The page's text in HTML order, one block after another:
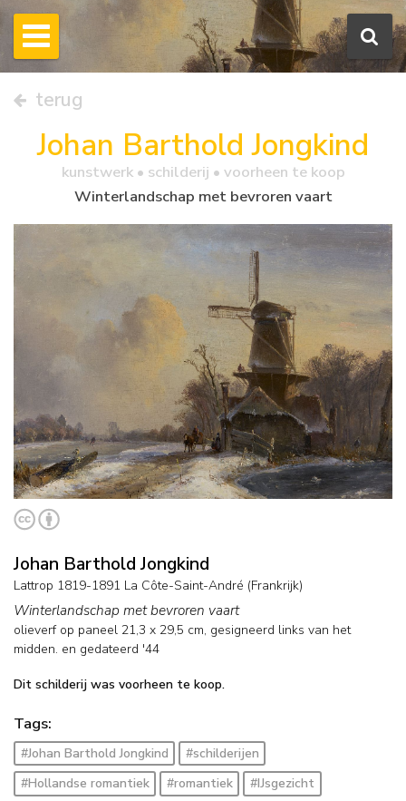
terug
Johan Barthold Jongkind
kunstwerk • schilderij • voorheen te koop
Winterlandschap met bevroren vaart
Johan Barthold Jongkind
Lattrop 1819-1891 La Côte-Saint-André (Frankrijk)
Winterlandschap met bevroren vaart
olieverf op paneel 21,3 x 29,5 cm, gesigneerd links van het
midden. en gedateerd '44
Dit schilderij was voorheen te koop.
Tags:
#Johan Barthold Jongkind
#schilderijen
#Hollandse romantiek
#romantiek
#IJsgezicht